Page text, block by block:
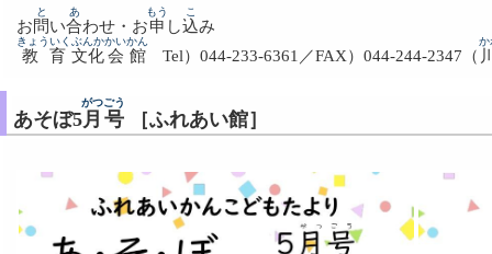
お問
と
い合
あ
わせ・お申
もう
し込
こ
み
教育
きょういく
文化
ぶんか
会館
かいかん
Tel）044-233-6361／FAX）044-244-2347（
か
あそぼ5月
がつ
号
ごう
［ふれあい館］